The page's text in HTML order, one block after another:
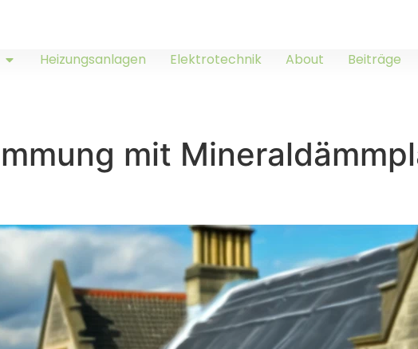
Heizungsanlagen Elektrotechnik About Beiträge
mit